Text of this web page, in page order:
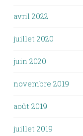
avril 2022
juillet 2020
juin 2020
novembre 2019
août 2019
juillet 2019